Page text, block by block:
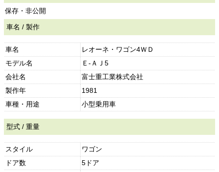
保存・非公開
車名 / 製作
車名
レオーネ・ワゴン4ＷＤ
モデル名
Ｅ-ＡＪ5
会社名
富士重工業株式会社
製作年
1981
車種・用途
小型乗用車
型式 / 重量
スタイル
ワゴン
ドア数
5ドア